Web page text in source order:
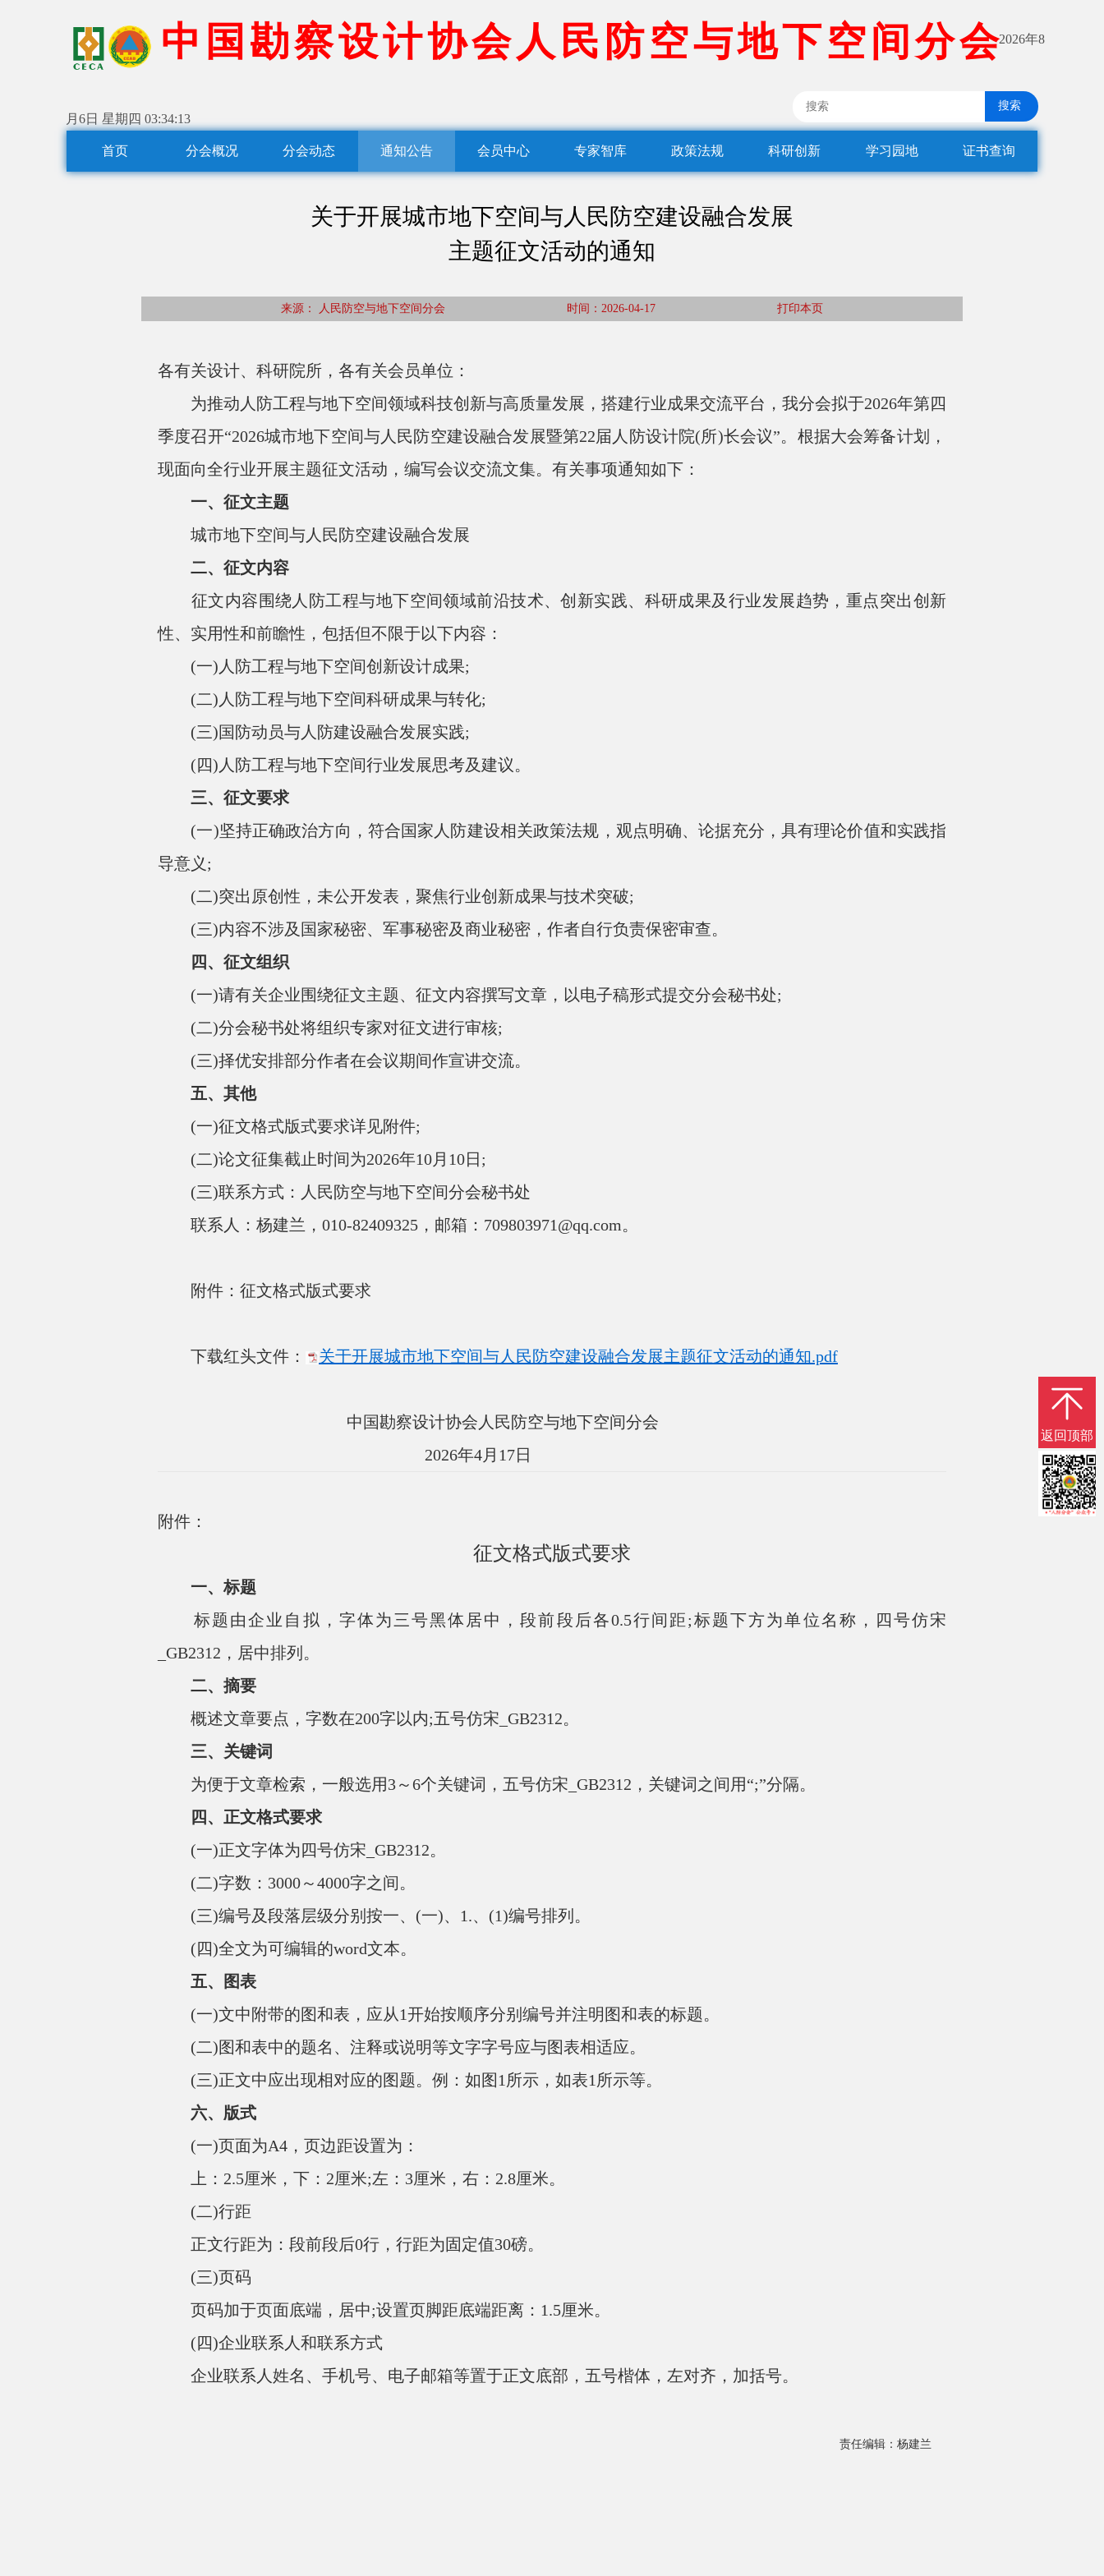
中 国 勘察设计协会 人 民 防空与地下空间 分会2026年8
月6日 星期四 03:34:14
搜索
首页 分会概况 分会动态 通知公告 会员中心 专家智库 政策法规 科研创新 学习园地 证书查询
关于开展城市地下空间与人民防空建设融合发展
主题征文活动的通知
来源： 人民防空与地下空间分会 时间：2026-04-17 打印本页
各有关设计、科研院所，各有关会员单位：
为推动人防工程与地下空间领域科技创新与高质量发展，搭建行业成果交流平台，我分会拟于2026年第四
季度召开“2026城市地下空间与人民防空建设融合发展暨第22届人防设计院(所)长会议”。根据大会筹备计划，
现面向全行业开展主题征文活动，编写会议交流文集。有关事项通知如下：
一、征文主题
城市地下空间与人民防空建设融合发展
二、征文内容
征文内容围绕人防工程与地下空间领域前沿技术、创新实践、科研成果及行业发展趋势，重点突出创新
性、实用性和前瞻性，包括但不限于以下内容：
(一)人防工程与地下空间创新设计成果;
(二)人防工程与地下空间科研成果与转化;
(三)国防动员与人防建设融合发展实践;
(四)人防工程与地下空间行业发展思考及建议。
三、征文要求
(一)坚持正确政治方向，符合国家人防建设相关政策法规，观点明确、论据充分，具有理论价值和实践指
导意义;
(二)突出原创性，未公开发表，聚焦行业创新成果与技术突破;
(三)内容不涉及国家秘密、军事秘密及商业秘密，作者自行负责保密审查。
四、征文组织
(一)请有关企业围绕征文主题、征文内容撰写文章，以电子稿形式提交分会秘书处;
(二)分会秘书处将组织专家对征文进行审核;
(三)择优安排部分作者在会议期间作宣讲交流。
五、其他
(一)征文格式版式要求详见附件;
(二)论文征集截止时间为2026年10月10日;
(三)联系方式：人民防空与地下空间分会秘书处
联系人：杨建兰，010-82409325，邮箱：709803971@qq.com。
附件：征文格式版式要求
下载红头文件： 关于开展城市地下空间与人民防空建设融合发展主题征文活动的通知.pdf
中国勘察设计协会人民防空与地下空间分会
2026年4月17日
附件：
征文格式版式要求
一、标题
标题由企业自拟，字体为三号黑体居中，段前段后各0.5行间距;标题下方为单位名称，四号仿宋
_GB2312，居中排列。
二、摘要
概述文章要点，字数在200字以内;五号仿宋_GB2312。
三、关键词
为便于文章检索，一般选用3～6个关键词，五号仿宋_GB2312，关键词之间用“;”分隔。
四、正文格式要求
(一)正文字体为四号仿宋_GB2312。
(二)字数：3000～4000字之间。
(三)编号及段落层级分别按一、(一)、1.、(1)编号排列。
(四)全文为可编辑的word文本。
五、图表
(一)文中附带的图和表，应从1开始按顺序分别编号并注明图和表的标题。
(二)图和表中的题名、注释或说明等文字字号应与图表相适应。
(三)正文中应出现相对应的图题。例：如图1所示，如表1所示等。
六、版式
(一)页面为A4，页边距设置为：
上：2.5厘米，下：2厘米;左：3厘米，右：2.8厘米。
(二)行距
正文行距为：段前段后0行，行距为固定值30磅。
(三)页码
页码加于页面底端，居中;设置页脚距底端距离：1.5厘米。
(四)企业联系人和联系方式
企业联系人姓名、手机号、电子邮箱等置于正文底部，五号楷体，左对齐，加括号。
责任编辑：杨建兰
返回顶部